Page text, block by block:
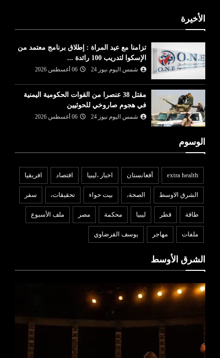
الأخيرة
تزامنا مع عيد المراة : إطلاق برنامج معتمد من
الإسكوا لتدريب 100 رائدة ...
شمس اليوم نيوز 24 06 أغسطس 2026
مقتل 38 عنصرا من القوات الحكومية اليمنية
في هجوم صاروخي للحوثيين
شمس اليوم نيوز 24 06 أغسطس 2026
الوسوم
extra health أفغانستان اخبار ،ليبيا افتصاد افريقيا
الشرق الاوسط الصحة، بيت حواء تحقيقات، سفر
طاقة قطر ليبيا محكمة مصر ملف الأسبوع
ملفات مهاجر يوسف القرضاوي
الشرق الأوسط